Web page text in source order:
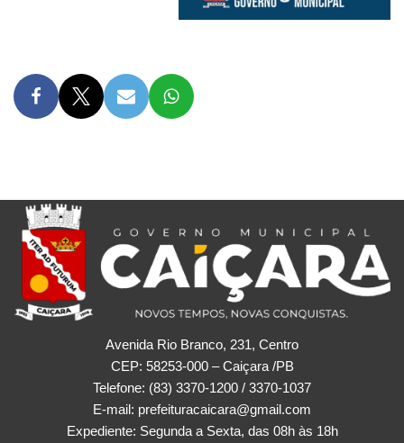
Avenida Rio Branco, 231, Centro
CEP: 58253-000 – Caiçara /PB
Telefone: (83) 3370-1200 / 3370-1037
E-mail: prefeituracaicara@gmail.com
Expediente: Segunda a Sexta, das 08h às 18h